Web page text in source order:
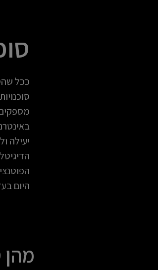
ככל
יעילה
היום
מהן